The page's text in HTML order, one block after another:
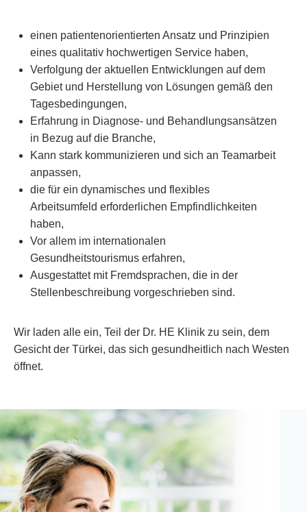
einen patientenorientierten Ansatz und Prinzipien
eines qualitativ hochwertigen Service haben,
Verfolgung der aktuellen Entwicklungen auf dem
Gebiet und Herstellung von Lösungen gemäß den
Tagesbedingungen,
Erfahrung in Diagnose- und Behandlungsansätzen
in Bezug auf die Branche,
Kann stark kommunizieren und sich an Teamarbeit
anpassen,
die für ein dynamisches und flexibles
Arbeitsumfeld erforderlichen Empfindlichkeiten
haben,
Vor allem im internationalen
Gesundheitstourismus erfahren,
Ausgestattet mit Fremdsprachen, die in der
Stellenbeschreibung vorgeschrieben sind.
Wir laden alle ein, Teil der Dr. HE Klinik zu sein, dem
Gesicht der Türkei, das sich gesundheitlich nach Westen
öffnet.